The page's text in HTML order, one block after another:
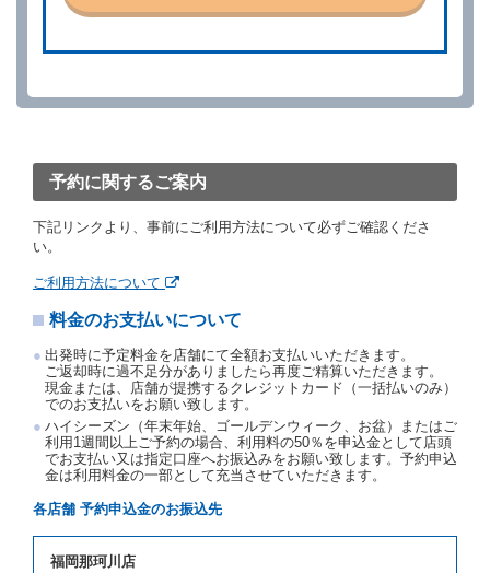
第４条（予約の取消し等）
ができます。
を１時間以上経過してもレンタカー貸渡契約（以下
約取消手数料を当社に支払うものとし、当社は、この
予約取消手数料の支払いがあったときは、受領済の予
約申込金を借受人に返還するものとします。
当社の都合により、予約が取り消されたとき、又は貸
約申込金を返還するものとします。
若しくは当社のいずれの責にもよらない事由により貸
たものとします。この場合、当社は受領済の予約申込
金を返還するものとします。
第５条（代替レンタカー）
当社は、借受人から予約のあった車種クラスのレンタ
カーを貸し渡すことができないときは、予約と異なる
車種クラスのレンタカー（以下「代替レンタカー」と
いいます。）の貸渡しを申し入れることができるもの
とします。
クラスを除き予約時と同一の借受条件でレンタカー提
予約に関するご案内
下記リンクより、事前にご利用方法について必ずご確認くださ
い。
ご利用方法について
料金のお支払いについて
出発時に予定料金を店舗にて全額お支払いいただきます。
ご返却時に過不足分がありましたら再度ご精算いただきます。
現金または、店舗が提携するクレジットカード（一括払いのみ）
でのお支払いをお願い致します。
ハイシーズン（年末年始、ゴールデンウィーク、お盆）またはご
利用1週間以上ご予約の場合、利用料の50％を申込金として店頭
でお支払い又は指定口座へお振込みをお願い致します。予約申込
金は利用料金の一部として充当させていただきます。
各店舗 予約申込金のお振込先
福岡那珂川店